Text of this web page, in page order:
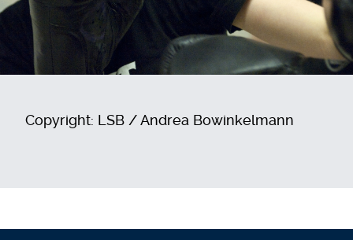
Copyright: LSB / Andrea Bowinkelmann